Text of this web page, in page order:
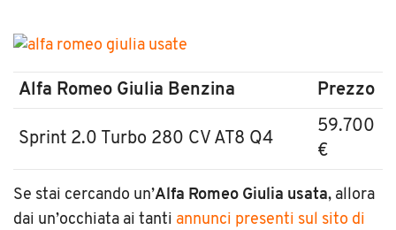
Alfa Romeo Giulia Benzina Prezzo
Sprint 2.0 Turbo 280 CV AT8 Q4
59.700
€
Se stai cercando un’Alfa Romeo Giulia usata, allora
dai un’occhiata ai tanti annunci presenti sul sito di